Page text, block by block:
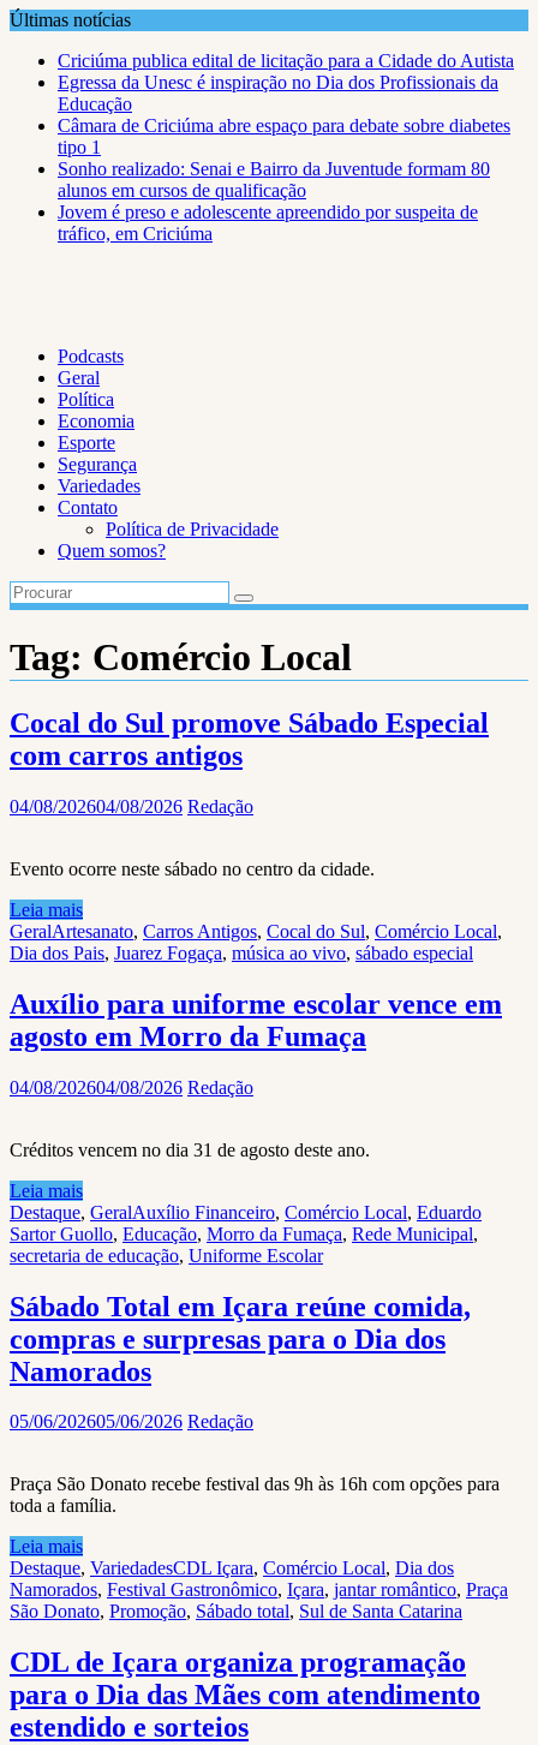
Skip
content
Últimas notícias
Criciúma publica edital de licitação para a Cidade do Autista
Egressa da Unesc é inspiração no Dia dos Profissionais da
Educação
Câmara de Criciúma abre espaço para debate sobre diabetes
tipo 1
Sonho realizado: Senai e Bairro da Juventude formam 80
alunos em cursos de qualificação
Jovem é preso e adolescente apreendido por suspeita de
tráfico, em Criciúma
Podcasts
Geral
Política
Economia
Esporte
Segurança
Variedades
Contato
Política de Privacidade
Quem somos?
Tag: Comércio Local
Cocal do Sul promove Sábado Especial
com carros antigos
04/08/202604/08/2026 Redação
Evento ocorre neste sábado no centro da cidade.
Leia mais
GeralArtesanato, Carros Antigos, Cocal do Sul, Comércio Local,
Dia dos Pais, Juarez Fogaça, música ao vivo, sábado especial
Auxílio para uniforme escolar vence em
agosto em Morro da Fumaça
04/08/202604/08/2026 Redação
Créditos vencem no dia 31 de agosto deste ano.
Leia mais
Destaque, GeralAuxílio Financeiro, Comércio Local, Eduardo
Sartor Guollo, Educação, Morro da Fumaça, Rede Municipal,
secretaria de educação, Uniforme Escolar
Sábado Total em Içara reúne comida,
compras e surpresas para o Dia dos
Namorados
05/06/202605/06/2026 Redação
Praça São Donato recebe festival das 9h às 16h com opções para
toda a família.
Leia mais
Destaque, VariedadesCDL Içara, Comércio Local, Dia dos
Namorados, Festival Gastronômico, Içara, jantar romântico, Praça
São Donato, Promoção, Sábado total, Sul de Santa Catarina
CDL de Içara organiza programação
para o Dia das Mães com atendimento
estendido e sorteios